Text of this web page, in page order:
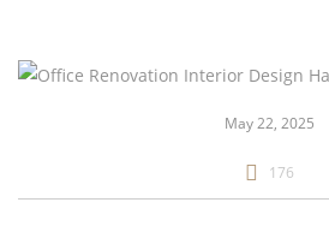
Dịch vụ
Bài viết
Liên hệ chúng tôi
May 22, 2025
176